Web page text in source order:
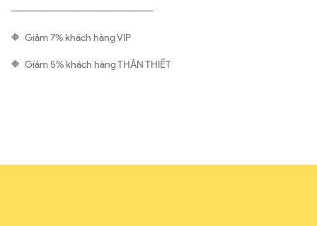
————————————————————
🔶 Giảm 7% khách hàng VIP
🔶 Giảm 5% khách hàng THÂN THIẾT